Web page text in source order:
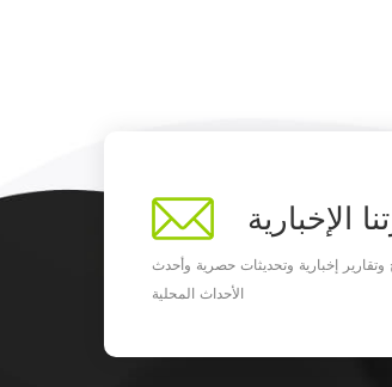
الإخبارية
إخبارية وتحديثات حصرية وأحدث
الأحداث المحلية